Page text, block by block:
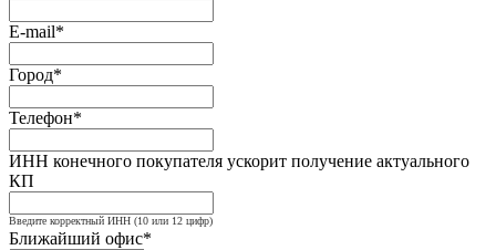
E-mail*
Город*
Телефон*
ИНН конечного покупателя ускорит получение актуального
КП
Введите корректный ИНН (10 или 12 цифр)
Ближайший офис*